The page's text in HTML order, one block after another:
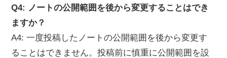
Q4: ノートの公開範囲を後から変更することはでき
ますか？
A4: 一度投稿したノートの公開範囲を後から変更す
ることはできません。投稿前に慎重に公開範囲を設